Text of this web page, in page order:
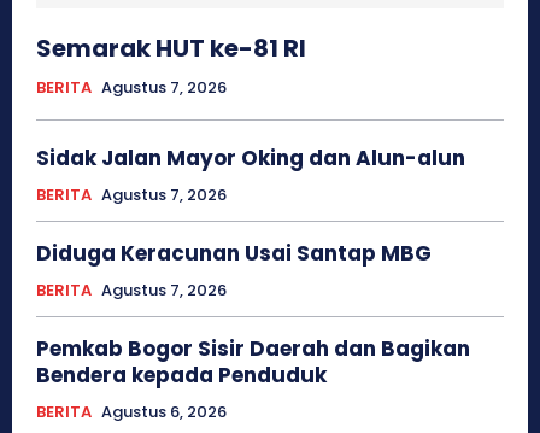
Semarak HUT ke-81 RI
BERITA Agustus 7, 2026
Sidak Jalan Mayor Oking dan Alun-alun
BERITA Agustus 7, 2026
Diduga Keracunan Usai Santap MBG
BERITA Agustus 7, 2026
Pemkab Bogor Sisir Daerah dan Bagikan
Bendera kepada Penduduk
BERITA Agustus 6, 2026